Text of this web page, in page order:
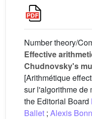
Number theory/
Effective
Chudnovsky's
[Arithmétique
sur l'algorithme de
the Editorial Board
Ballet ; Alexis